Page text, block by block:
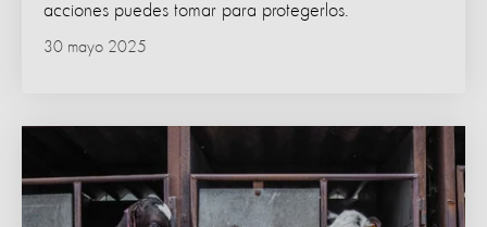
acciones puedes tomar para protegerlos.
30 mayo 2025